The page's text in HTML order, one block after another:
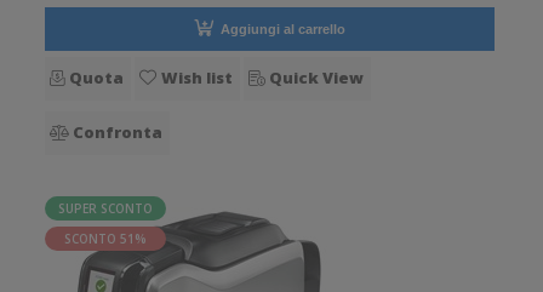
Aggiungi al carrello
Quota Wish list Quick View
Confronta
SUPER SCONTO
SCONTO 51%